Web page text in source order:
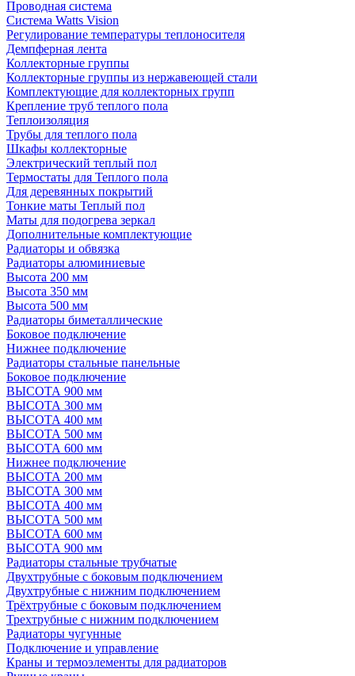
Проводная система
Система Watts Vision
Регулирование температуры теплоносителя
Демпферная лента
Коллекторные группы
Коллекторные группы из нержавеющей стали
Комплектующие для коллекторных групп
Крепление труб теплого пола
Теплоизоляция
Трубы для теплого пола
Шкафы коллекторные
Электрический теплый пол
Термостаты для Теплого пола
Для деревянных покрытий
Тонкие маты Теплый пол
Маты для подогрева зеркал
Дополнительные комплектующие
Радиаторы и обвязка
Радиаторы алюминиевые
Высота 200 мм
Высота 350 мм
Высота 500 мм
Радиаторы биметаллические
Боковое подключение
Нижнее подключение
Радиаторы стальные панельные
Боковое подключение
ВЫСОТА 900 мм
ВЫСОТА 300 мм
ВЫСОТА 400 мм
ВЫСОТА 500 мм
ВЫСОТА 600 мм
Нижнее подключение
ВЫСОТА 200 мм
ВЫСОТА 300 мм
ВЫСОТА 400 мм
ВЫСОТА 500 мм
ВЫСОТА 600 мм
ВЫСОТА 900 мм
Радиаторы стальные трубчатые
Двухтрубные с боковым подключением
Двухтрубные с нижним подключением
Трёхтрубные с боковым подключением
Трехтрубные с нижним подключением
Радиаторы чугунные
Подключение и управление
Краны и термоэлементы для радиаторов